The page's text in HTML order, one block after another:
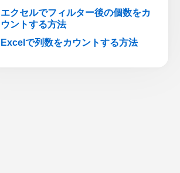
エクセルでフィルター後の個数をカ
ウントする方法
Excelで列数をカウントする方法